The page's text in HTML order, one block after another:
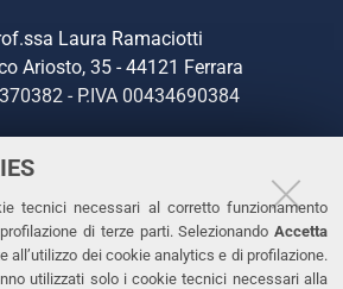
tecnici necessari al corretto funzionamento
di terze parti. Selezionando Accetta
all’utilizzo dei cookie analytics e di profilazione.
utilizzati solo i cookie tecnici necessari alla
Laura Ramaciotti
Ariosto, 35 - 44121 Ferrara
- P.IVA 00434690384
293111
293031